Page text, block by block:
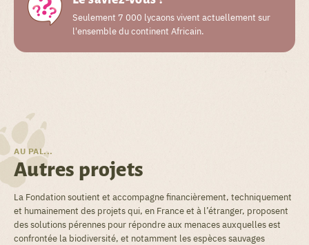
Seulement 7 000 lycaons vivent actuellement sur
l'ensemble du continent Africain.
AU PAL...
Autres projets
La Fondation soutient et accompagne financièrement, techniquement
et humainement des projets qui, en France et à l’étranger, proposent
des solutions pérennes pour répondre aux menaces auxquelles est
confrontée la biodiversité, et notamment les espèces sauvages